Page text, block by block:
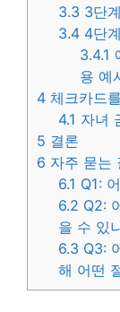
3.3 3단
3.4 4단
3.4.1
용 예
4 체크카드
4.1 자녀
5 결론
6 자주 묻는
6.1 Q1:
6.2 Q2:
을 수 있
6.3 Q3:
해 어떤